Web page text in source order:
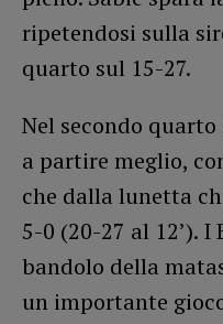
ripetendosi sulla
quarto sul 15-27.
Nel secondo
a partire meglio,
che dalla lunetta
5-0 (20-27 al 12’).
bandolo della
un importante